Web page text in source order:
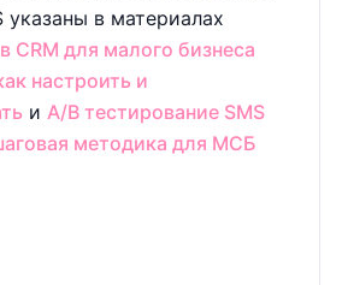
указаны в материалах
CRM для малого бизнеса
настроить и
и A/B тестирование SMS
методика для МСБ